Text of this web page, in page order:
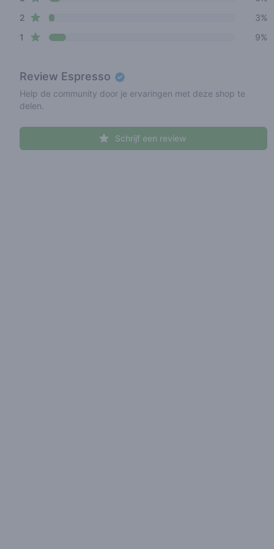
2 star reviews
3%
1 star reviews 9%
Review Espresso
Help de community door je ervaringen met deze shop te
delen.
Schrijf een review